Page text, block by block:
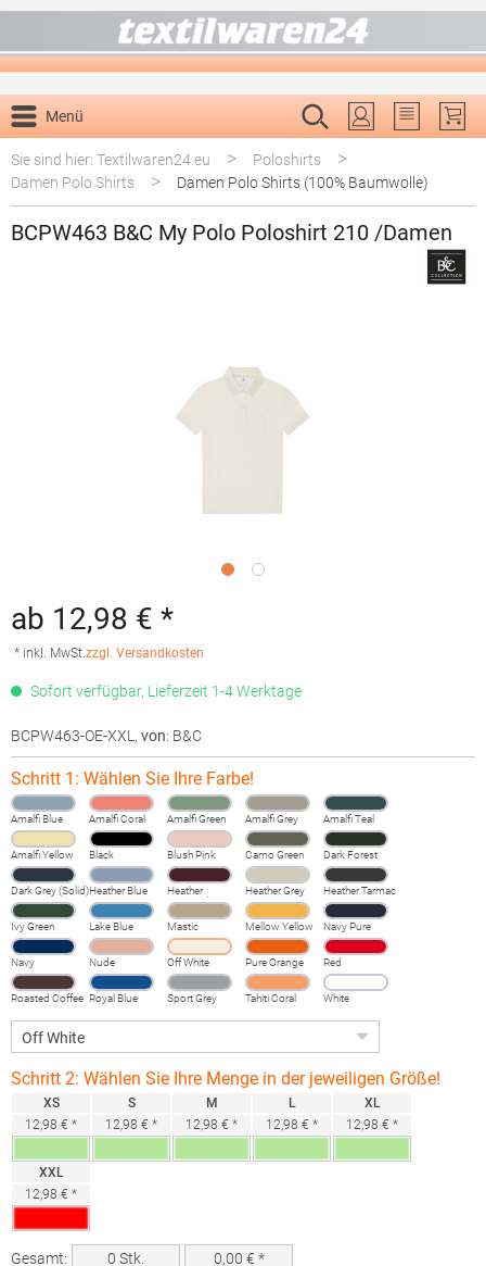
Menü
Du hast 0
Sie sind hier: Textilwaren24.eu
> Poloshirts >
Damen Polo Shirts > Damen Polo Shirts (100% Baumwolle)
BCPW463 B&C My Polo Poloshirt 210 /Damen
ab 12,98 € *
* inkl. MwSt.zzgl. Versandkosten
Sofort verfügbar, Lieferzeit 1-4 Werktage
BCPW463-OE-XXL , von: B&C
Schritt 1: Wählen Sie Ihre Farbe!
Amalfi Blue Amalfi Coral Amalfi Green Amalfi Grey Amalfi Teal
Amalfi Yellow Black Blush Pink Camo Green Dark Forest
Dark Grey (Solid)Heather Blue
Heather
Burgundy
Heather Grey
Fog
Heather Tarmac
Ivy Green Lake Blue Mastic Mellow Yellow Navy Pure
Navy Nude Off White Pure Orange Red
Roasted Coffee Royal Blue
Sport Grey
(Heather)
Tahiti Coral White
Schritt 2: Wählen Sie Ihre Menge in der jeweiligen Größe!
XS
12,98 € *
S
12,98 € *
M
12,98 € *
L
12,98 € *
XL
12,98 € *
XXL
12,98 € *
Gesamt: 0 Stk. 0,00 € *